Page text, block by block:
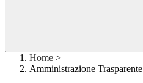
Home >
Amministrazione Trasparente